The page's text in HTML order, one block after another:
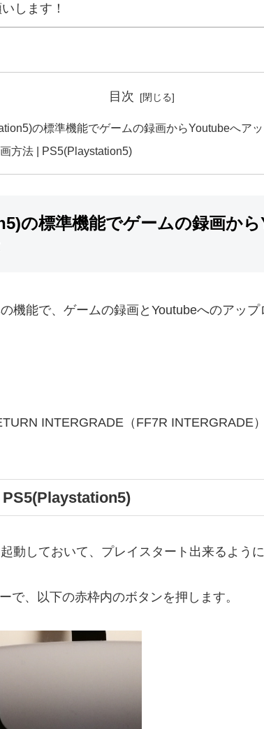
します！
目次
の標準機能でゲームの録画からYoutubeへア
方法 | PS5(Playstation5)
の標準機能でゲームの録画か
機能で、ゲームの録画とYoutubeへのアッ
INTERGRADE（FF7R INTERGRADE
動しておいて、プレイスタート出来るように
で、以下の赤枠内のボタンを押します。